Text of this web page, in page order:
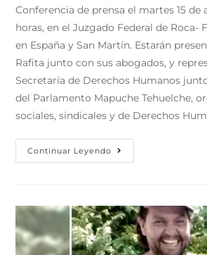
Conferencia de prensa el martes 15 de
horas, en el Juzgado Federal de Roca-
en España y San Martín. Estarán
Rafita junto con sus abogados, y
Secretaría de Derechos Humanos
del Parlamento Mapuche Tehuelche,
sociales, sindicales y de Derechos
Continuar Leyendo